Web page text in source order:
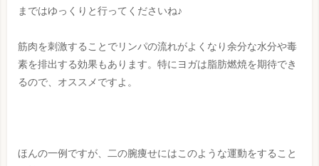
まではゆっくりと行ってくださいね♪
筋肉を刺激することでリンパの流れがよくなり余分な水分や毒
素を排出する効果もあります。特にヨガは脂肪燃焼を期待でき
るので、オススメですよ。
ほんの一例ですが、二の腕痩せにはこのような運動をすること